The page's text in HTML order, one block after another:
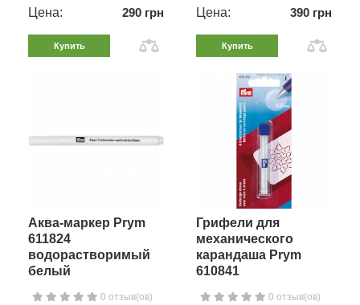
Цена: 290 грн
Купить
Цена: 390 грн
Купить
Аква-маркер Prym
611824
водорастворимый
белый
0 отзыв(ов)
Грифели для
механического
карандаша Prym
610841
0 отзыв(ов)